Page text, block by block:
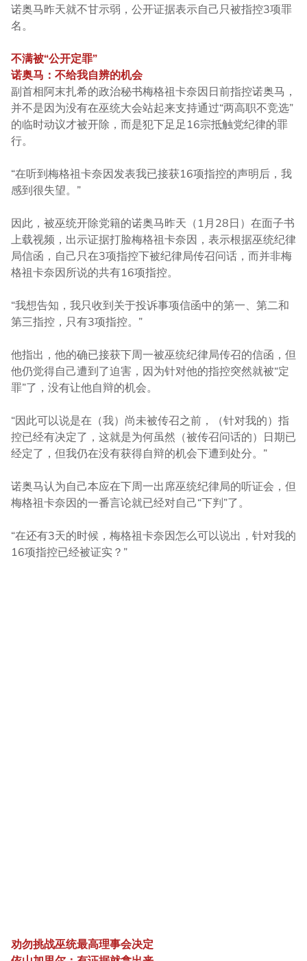
诺奥马昨天就不甘示弱，公开证据表示自己只被指控3项罪
名。
不满被“公开定罪”
诺奥马：不给我自辨的机会
副首相阿末扎希的政治秘书梅格祖卡奈因日前指控诺奥马，
并不是因为没有在巫统大会站起来支持通过“两高职不竞选”
的临时动议才被开除，而是犯下足足16宗抵触党纪律的罪
行。
“在听到梅格祖卡奈因发表我已接获16项指控的声明后，我
感到很失望。”
因此，被巫统开除党籍的诺奥马昨天（1月28日）在面子书
上载视频，出示证据打脸梅格祖卡奈因，表示根据巫统纪律
局信函，自己只在3项指控下被纪律局传召问话，而并非梅
格祖卡奈因所说的共有16项指控。
“我想告知，我只收到关于投诉事项信函中的第一、第二和
第三指控，只有3项指控。”
他指出，他的确已接获下周一被巫统纪律局传召的信函，但
他仍觉得自己遭到了迫害，因为针对他的指控突然就被“定
罪”了，没有让他自辩的机会。
“因此可以说是在（我）尚未被传召之前，（针对我的）指
控已经有决定了，这就是为何虽然（被传召问话的）日期已
经定了，但我仍在没有获得自辩的机会下遭到处分。”
诺奥马认为自己本应在下周一出席巫统纪律局的听证会，但
梅格祖卡奈因的一番言论就已经对自己“下判”了。
“在还有3天的时候，梅格祖卡奈因怎么可以说出，针对我的
16项指控已经被证实？”
劝勿挑战巫统最高理事会决定